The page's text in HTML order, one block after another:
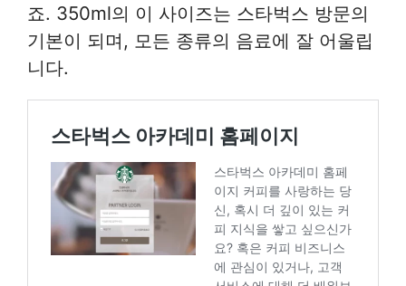
죠. 350ml의 이 사이즈는 스타벅스 방문의
기본이 되며, 모든 종류의 음료에 잘 어울립
니다.